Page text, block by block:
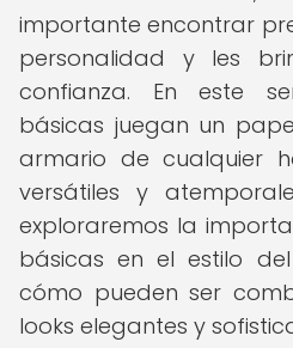
importante encontrar
personalidad y les
confianza. En este
básicas juegan un
armario de cualquier
versátiles y
exploraremos la
básicas en el estilo
cómo pueden ser
looks elegantes y